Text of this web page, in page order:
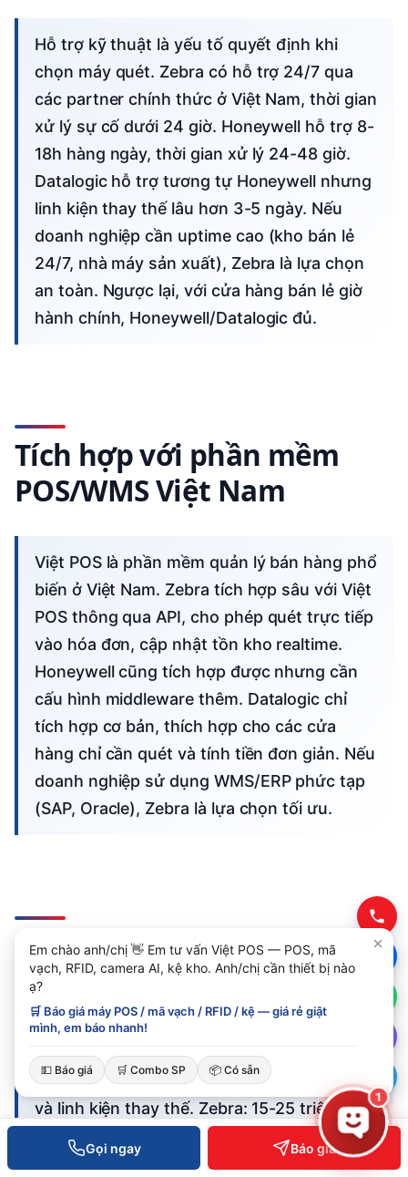
Gọi ngay Báo giá
Hỗ trợ kỹ thuật là yếu tố quyết định khi
chọn máy quét. Zebra có hỗ trợ 24/7 qua
các partner chính thức ở Việt Nam, thời gian
xử lý sự cố dưới 24 giờ. Honeywell hỗ trợ 8-
18h hàng ngày, thời gian xử lý 24-48 giờ.
Datalogic hỗ trợ tương tự Honeywell nhưng
linh kiện thay thế lâu hơn 3-5 ngày. Nếu
doanh nghiệp cần uptime cao (kho bán lẻ
24/7, nhà máy sản xuất), Zebra là lựa chọn
an toàn. Ngược lại, với cửa hàng bán lẻ giờ
hành chính, Honeywell/Datalogic đủ.
Tích hợp với phần mềm
POS/WMS Việt Nam
Việt POS là phần mềm quản lý bán hàng phổ
biến ở Việt Nam. Zebra tích hợp sâu với Việt
POS thông qua API, cho phép quét trực tiếp
vào hóa đơn, cập nhật tồn kho realtime.
Honeywell cũng tích hợp được nhưng cần
cấu hình middleware thêm. Datalogic chỉ
tích hợp cơ bản, thích hợp cho các cửa
hàng chỉ cần quét và tính tiền đơn giản. Nếu
doanh nghiệp sử dụng WMS/ERP phức tạp
(SAP, Oracle), Zebra là lựa chọn tối ưu.
Giá thành so sánh: Chi phí
sở hữu toàn bộ (TCO)
Chi phí sở hữu máy quét không chỉ là giá
mua ban đầu mà còn bảo hành, sửa chữa,
và linh kiện thay thế. Zebra: 15-25 triệu
(mua) + 2-3 triệu/năm (bảo trì) = ~25-30
triệu/3 năm. Honeywell: 10-18 triệu + 1-2
1
Em chào anh/chị 👋 Em tư vấn Việt POS — POS, mã
vạch, RFID, camera AI, kệ kho. Anh/chị cần thiết bị nào
ạ?
🛒 Báo giá máy POS / mã vạch / RFID / kệ — giá rẻ giật
mình, em báo nhanh!
💵 Báo giá 🛒 Combo SP 📦 Có sẵn